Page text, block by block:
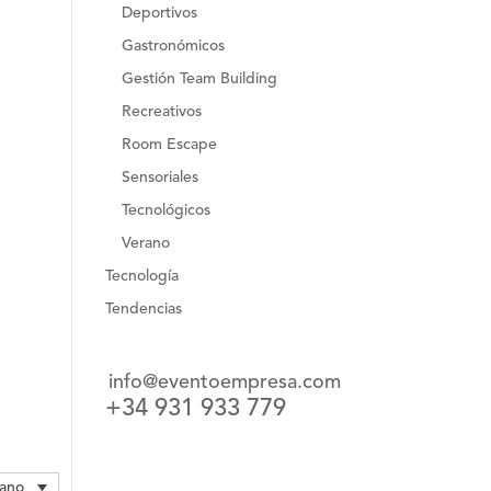
Deportivos
Gastronómicos
Gestión Team Building
Recreativos
Room Escape
Sensoriales
Tecnológicos
Verano
Tecnología
Tendencias
info@eventoempresa.com
+34 931 933 779